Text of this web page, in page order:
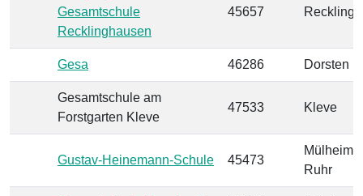
Gesamtschule
Recklinghausen
45657
Gesa 46286 Dorsten
Gesamtschule am
Forstgarten Kleve
47533 Kleve
Gustav-Heinemann-Schule 45473
Mülheim
Ruhr